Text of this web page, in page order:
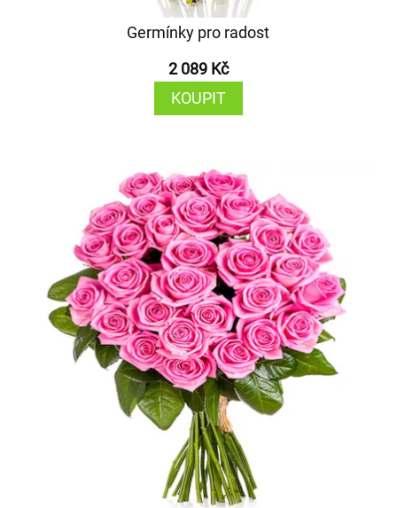
Germínky pro radost
2 089 Kč
KOUPIT